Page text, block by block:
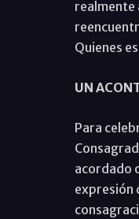
realmente
Quienes
UN
Para
acordado
expresión